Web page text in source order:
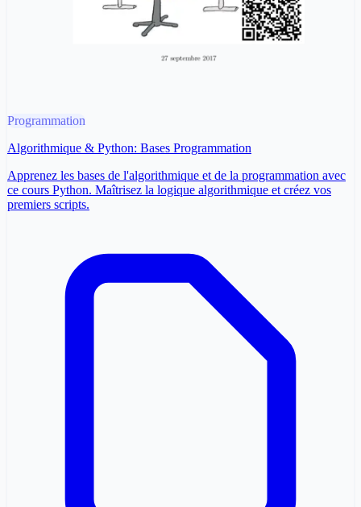
Programmation
Algorithmique & Python: Bases Programmation
Apprenez les bases de l'algorithmique et de la programmation avec
ce cours Python. Maîtrisez la logique algorithmique et créez vos
premiers scripts.